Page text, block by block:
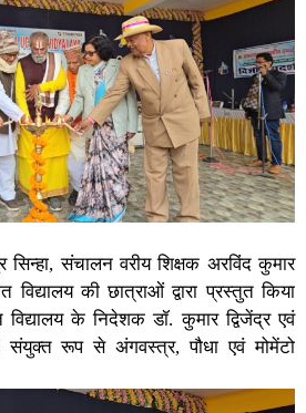
सिन्हा, संचालन वरीय शिक्षक अरविंद कुमार
की छात्राओं द्वारा प्रस्तुत किया
विद्यालय के निदेशक डॉ. कुमार द्विजेंद्र एवं
ने संयुक्त रूप से अंगवस्त्र, पौधा एवं मोमेंटो